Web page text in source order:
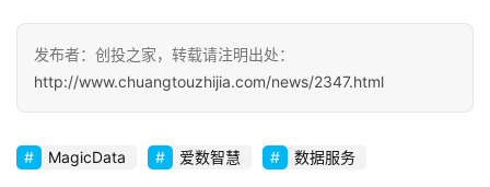
企
发布者：创投之家，转载请注明出处：
http://www.chuangtouzhijia.com/news/2347.html
MagicData 爱数智慧 数据服务